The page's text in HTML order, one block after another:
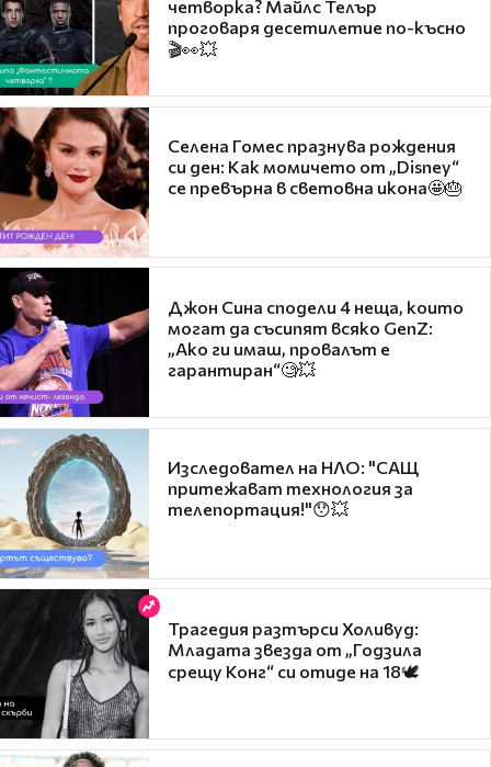
четворка? Майлс Телър
проговаря десетилетие по-късно
🎬👀💥
Селена Гомес празнува рождения
си ден: Как момичето от „Disney“
се превърна в световна икона🤩🎂
Джон Сина сподели 4 неща, които
могат да съсипят всяко GenZ:
„Ако ги имаш, провалът е
гарантиран“🧐💥
Изследовател на НЛО: "САЩ
притежават технология за
телепортация!"😯💥
Трагедия разтърси Холивуд:
Младата звезда от „Годзила
срещу Конг“ си отиде на 18🕊️